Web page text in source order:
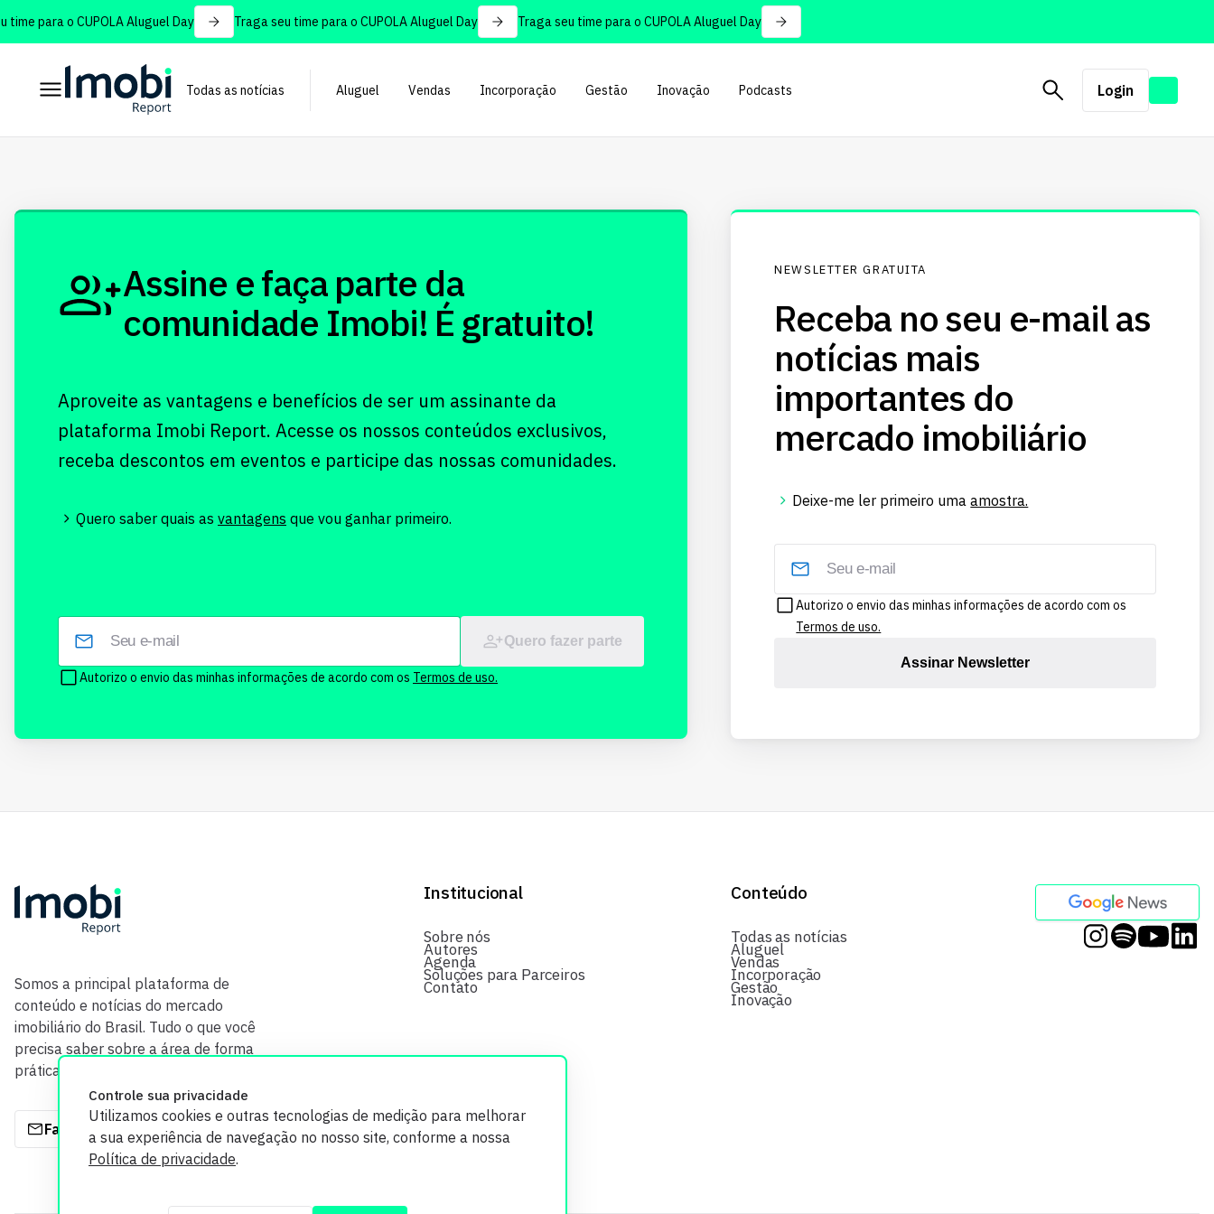
para o CUPOLA Aluguel Day Traga seu time para o CUPOLA Aluguel Day Traga seu time para o CUPOLA Aluguel Day
Todas as notícias Aluguel Vendas Incorporação Gestão Inovação Podcasts Login
Controle sua privacidade
Utilizamos cookies e outras tecnologias de medição para melhorar
a sua experiência de navegação no nosso site, conforme a nossa
Política de privacidade.
Assine e faça parte da
comunidade Imobi! É gratuito!
Aproveite as vantagens e benefícios de ser um assinante da
plataforma Imobi Report. Acesse os nossos conteúdos exclusivos,
receba descontos em eventos e participe das nossas comunidades.
Quero saber quais as vantagens que vou ganhar primeiro.
Quero fazer parte
Autorizo o envio das minhas informações de acordo com os Termos de uso.
NEWSLETTER GRATUITA
Receba no seu e-mail as
notícias mais
importantes do
mercado imobiliário
Deixe-me ler primeiro umaamostra.
Autorizo o envio das minhas informações de acordo com os
Termos de uso.
Assinar Newsletter
Somos a principal plataforma de
conteúdo e notícias do mercado
imobiliário do Brasil. Tudo o que você
precisa saber sobre a área de forma
prática e com credibilidade.
Fale com a gente
Institucional
Sobre nós
Autores
Agenda
Soluções para Parceiros
Contato
Conteúdo
Todas as notícias
Aluguel
Vendas
Incorporação
Gestão
Inovação